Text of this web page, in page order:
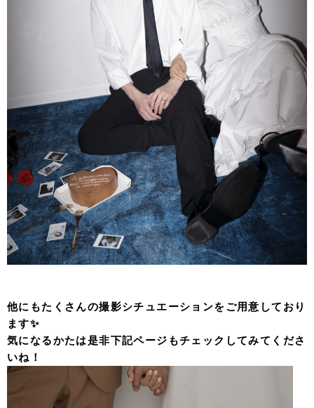
他にもたくさんの撮影シチュエーションをご用意しており
ます✨
気になるかたは是非下記ページもチェックしてみてくださ
いね！